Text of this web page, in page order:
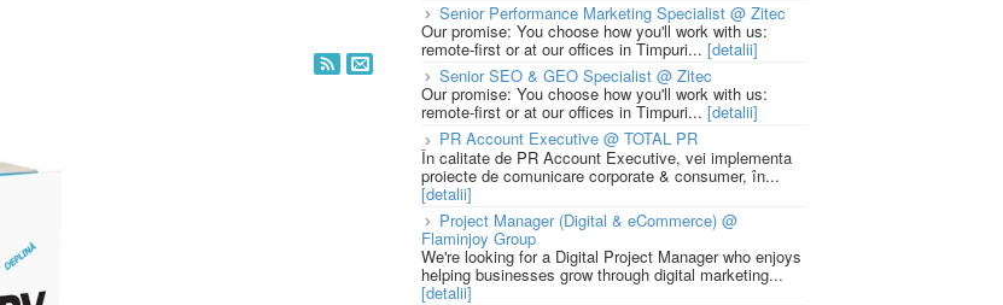
Senior Performance Marketing Specialist @ Zitec
Our promise: You choose how you'll work with us:
remote-first or at our offices in Timpuri... [detalii]
Senior SEO & GEO Specialist @ Zitec
Our promise: You choose how you'll work with us:
remote-first or at our offices in Timpuri... [detalii]
PR Account Executive @ TOTAL PR
În calitate de PR Account Executive, vei implementa
proiecte de comunicare corporate & consumer, în...
[detalii]
Project Manager (Digital & eCommerce) @
Flaminjoy Group
We're looking for a Digital Project Manager who enjoys
helping businesses grow through digital marketing...
[detalii]